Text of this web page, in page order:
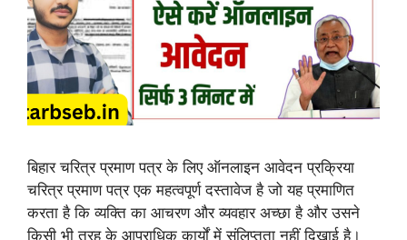
बिहार चरित्र प्रमाण पत्र के लिए ऑनलाइन आवेदन प्रक्रिया
चरित्र प्रमाण पत्र एक महत्वपूर्ण दस्तावेज है जो यह प्रमाणित
करता है कि व्यक्ति का आचरण और व्यवहार अच्छा है और उसने
किसी भी तरह के आपराधिक कार्यों में संलिप्तता नहीं दिखाई है।